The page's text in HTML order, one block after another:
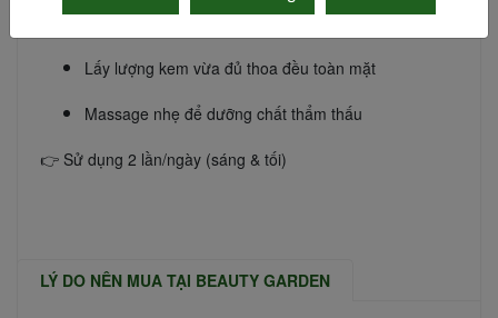
Lấy lượng kem vừa đủ thoa đều toàn mặt
Massage nhẹ để dưỡng chất thẩm thấu
👉 Sử dụng 2 lần/ngày (sáng & tối)
LÝ DO NÊN MUA TẠI BEAUTY GARDEN